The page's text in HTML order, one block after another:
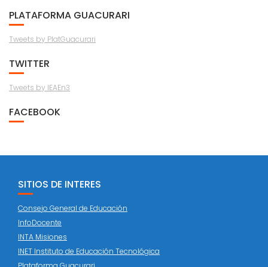
PLATAFORMA GUACURARI
Tweets by PlatGuacurari
TWITTER
Tweets by IEAEn3
FACEBOOK
SITIOS DE INTERES
Consejo General de Educación
InfoDocente
INTA Misiones
INET Instituto de Educación Tecnológica